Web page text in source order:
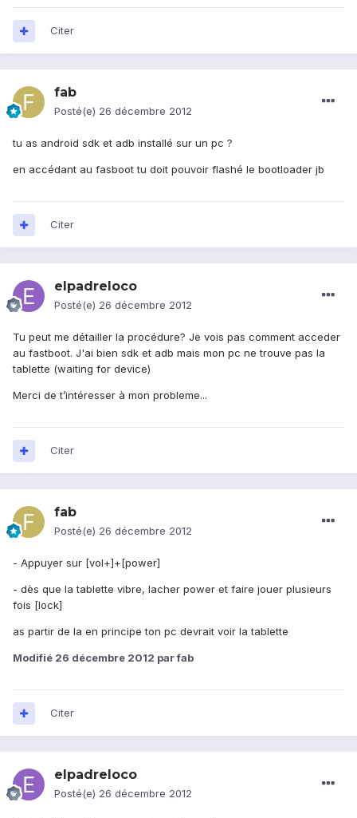
Citer
fab
Posté(e) 26 décembre 2012
tu as android sdk et adb installé sur un pc ?
en accédant au fasboot tu doit pouvoir flashé le bootloader jb
Citer
elpadreloco
Posté(e) 26 décembre 2012
Tu peut me détailler la procédure? Je vois pas comment acceder
au fastboot. J'ai bien sdk et adb mais mon pc ne trouve pas la
tablette (waiting for device)
Merci de t’intéresser à mon probleme...
Citer
fab
Posté(e) 26 décembre 2012
- Appuyer sur [vol+]+[power]
- dès que la tablette vibre, lacher power et faire jouer plusieurs
fois [lock]
as partir de la en principe ton pc devrait voir la tablette
Modifié 26 décembre 2012 par fab
Citer
elpadreloco
Posté(e) 26 décembre 2012